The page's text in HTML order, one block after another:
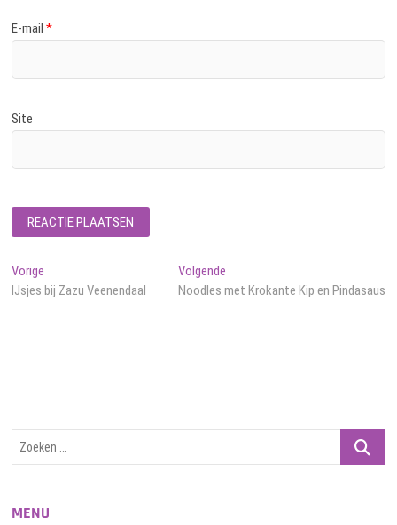
E-mail*
Site
Bericht
navigatie
Vorige
bericht:
IJsjes bij Zazu Veenendaal
VolgendeVolgend
bericht:
Noodles met Krokante Kip en Pindasaus
Zoeken
MENU